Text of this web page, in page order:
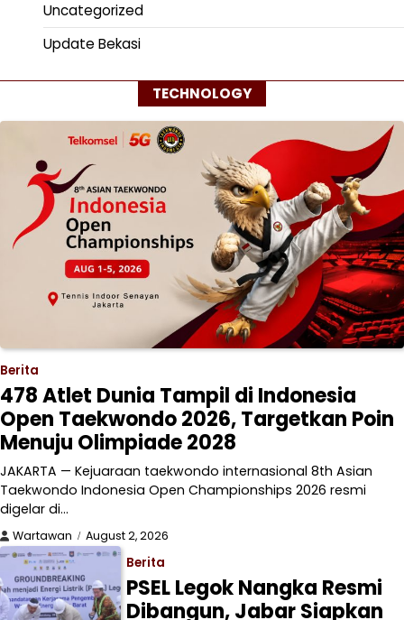
Uncategorized
Update Bekasi
TECHNOLOGY
Berita
478 Atlet Dunia Tampil di Indonesia
Open Taekwondo 2026, Targetkan Poin
Menuju Olimpiade 2028
JAKARTA — Kejuaraan taekwondo internasional 8th Asian
Taekwondo Indonesia Open Championships 2026 resmi
digelar di…
Wartawan August 2, 2026
Berita
PSEL Legok Nangka Resmi
Dibangun, Jabar Siapkan